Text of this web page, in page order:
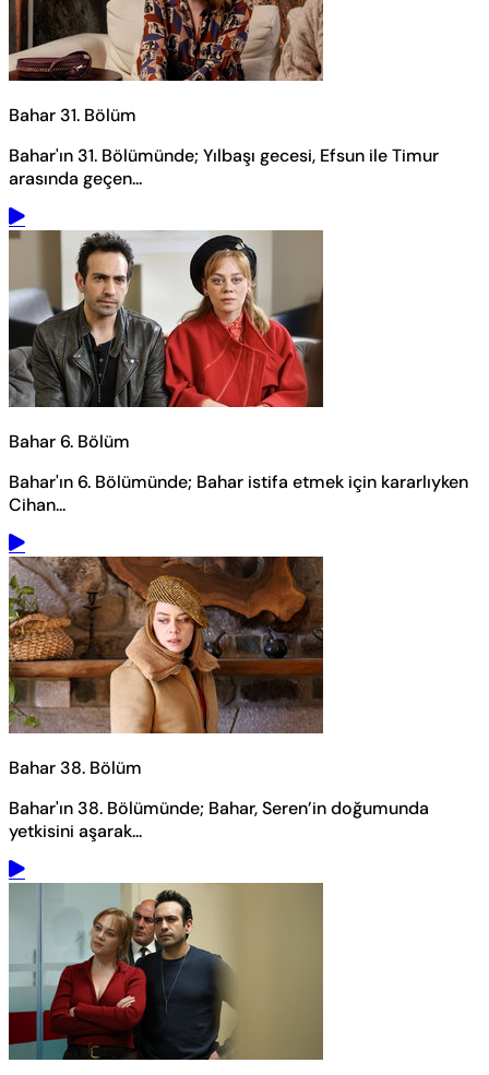
Bahar 31. Bölüm
Bahar'ın 31. Bölümünde; Yılbaşı gecesi, Efsun ile Timur
arasında geçen...
Bahar 6. Bölüm
Bahar'ın 6. Bölümünde; Bahar istifa etmek için kararlıyken
Cihan...
Bahar 38. Bölüm
Bahar'ın 38. Bölümünde; Bahar, Seren’in doğumunda
yetkisini aşarak...